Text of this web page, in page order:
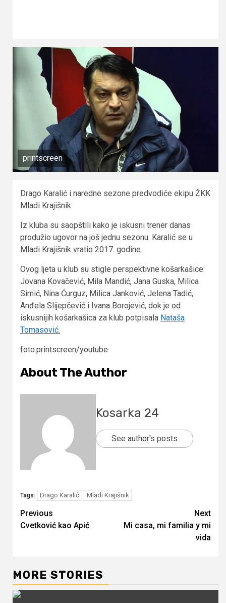
printscreen
Drago Karalić i naredne sezone predvodiće ekipu ŽKK
Mladi Krajišnik.
Iz kluba su saopštili kako je iskusni trener danas
produžio ugovor na još jednu sezonu. Karalić se u
Mladi Krajišnik vratio 2017. godine.
Ovog ljeta u klub su stigle perspektivne košarkašice:
Jovana Kovačević, Mila Mandić, Jana Guska, Milica
Simić, Nina Ćurguz, Milica Janković, Jelena Tadić,
Anđela Slijepčević i Ivana Borojević, dok je od
iskusnijih košarkašica za klub potpisala Nataša
Tomasović.
foto:printscreen/youtube
About The Author
Kosarka 24
See author's posts
Tags: Drago Karalić Mladi Krajišnik
Continue
Reading
Previous
Cvetković kao Apić
Next
Mi casa, mi familia y mi
vida
MORE STORIES